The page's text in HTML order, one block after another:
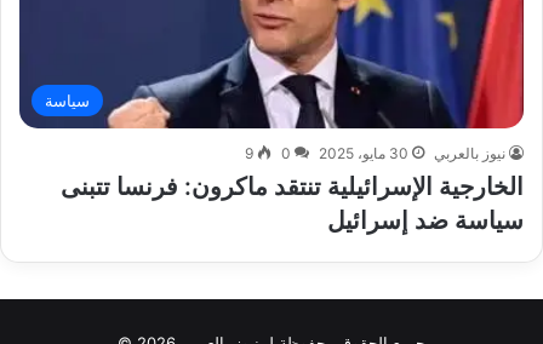
سياسة
نيوز بالعربي 30 مايو، 2025 0
9
الخارجية الإسرائيلية تنتقد ماكرون: فرنسا تتبنى
سياسة ضد إسرائيل